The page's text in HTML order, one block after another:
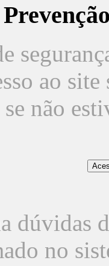
ao
se não
dúvidas
no